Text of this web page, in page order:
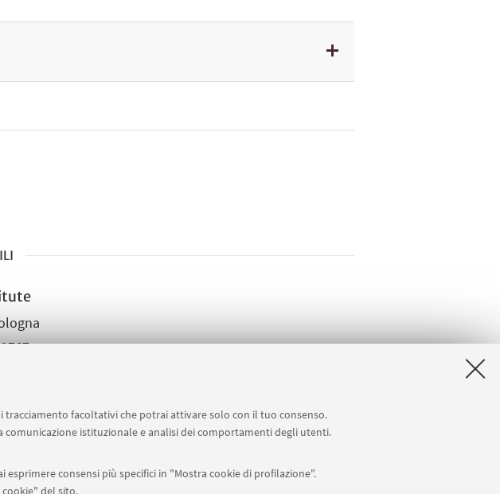
facoltativi che potrai attivare solo con il tuo consenso.
istituzionale e analisi dei comportamenti degli utenti.
consensi più specifici in "Mostra cookie di profilazione".
del sito.